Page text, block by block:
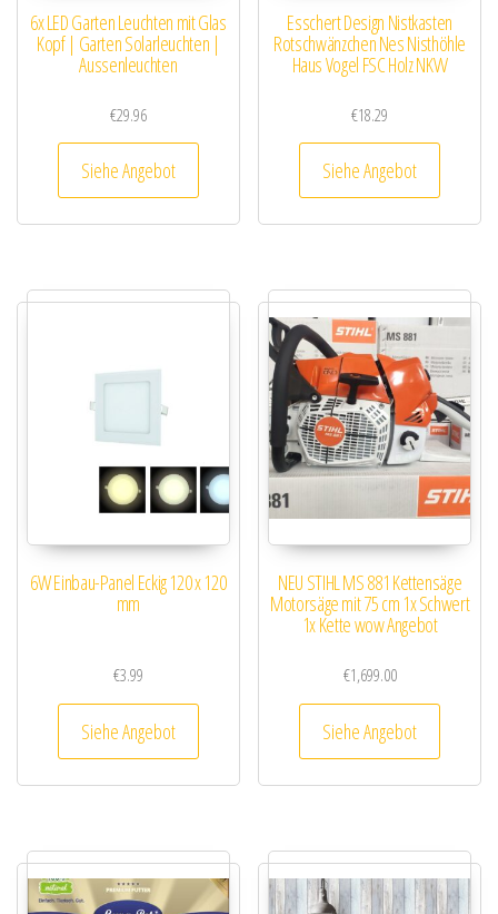
6x LED Garten Leuchten mit Glas
Kopf | Garten Solarleuchten |
Aussenleuchten
€29.96
Siehe Angebot
Esschert Design Nistkasten
Rotschwänzchen Nes Nisthöhle
Haus Vogel FSC Holz NKVV
€18.29
Siehe Angebot
6W Einbau-Panel Eckig 120 x 120
mm
€3.99
Siehe Angebot
NEU STIHL MS 881 Kettensäge
Motorsäge mit 75 cm 1x Schwert
1x Kette wow Angebot
€1,699.00
Siehe Angebot